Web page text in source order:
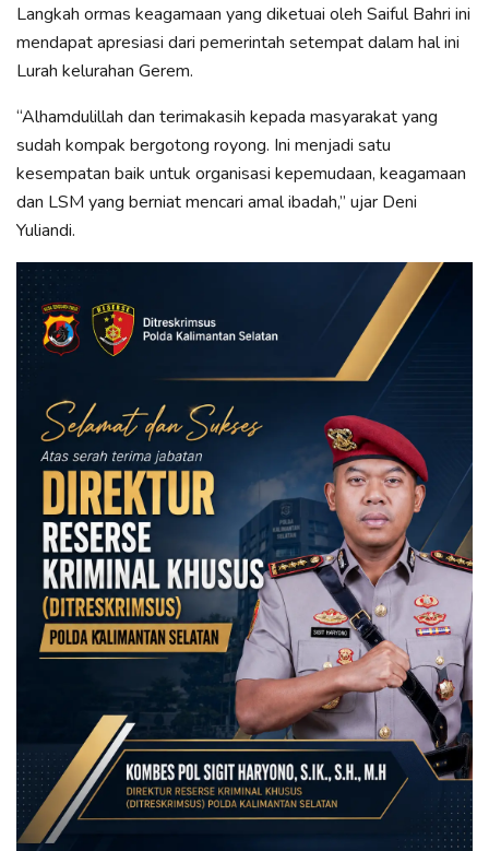
Langkah ormas keagamaan yang diketuai oleh Saiful Bahri ini
mendapat apresiasi dari pemerintah setempat dalam hal ini
Lurah kelurahan Gerem.
“Alhamdulillah dan terimakasih kepada masyarakat yang
sudah kompak bergotong royong. Ini menjadi satu
kesempatan baik untuk organisasi kepemudaan, keagamaan
dan LSM yang berniat mencari amal ibadah,” ujar Deni
Yuliandi.